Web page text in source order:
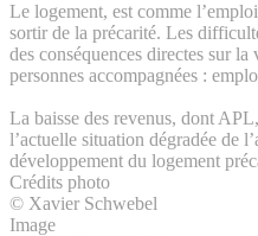
Le logement, est comme
sortir de la précarité. Les
des conséquences directes sur
personnes accompagnées :
La baisse des revenus, dont
l’actuelle situation dégradée de
développement du logement
Crédits photo
© Xavier Schwebel
Image